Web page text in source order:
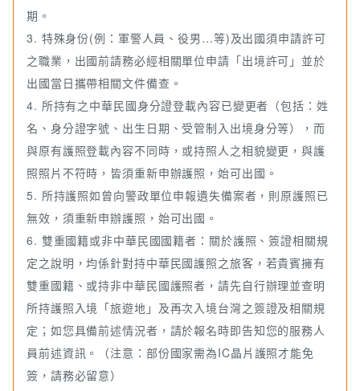
期。
3. 特殊身份(例：軍警人員、役男…等)及出國須申請許可
之職業，出國前請務必經相關單位申請「出境許可」並於
出國當日攜帶相關文件備查。
4. 所持有之中華民國身分證登載內容已變更者（包括：姓
名、身分證字號、出生日期、受管制入出境身分等），而
與原有護照登載內容不同時，或持照人之相貌變更，與護
照照片不符時，皆須重新申辦護照，始可出國。
5. 所持護照如曾向警政單位申報遺失備案者，則原護照已
無效，須重新申辦護照，始可出國。
6. 雙重國籍或非中華民國國籍者：關於護照、簽證相關規
定之說明，均係針對持中華民國護照之旅客，若貴賓擁有
雙重國籍、或持非中華民國護照者，請先自行辦理並查明
所持護照入境「旅遊地」及再次入境台灣之簽證及相關規
定；如您具備前述情況者，請於報名時即告知您的服務人
員前述資訊。（注意：部份國家需為IC晶片護照才能免
簽，請務必留意）